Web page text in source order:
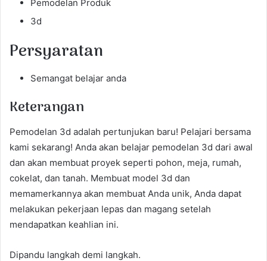
Pemodelan Produk
3d
Persyaratan
Semangat belajar anda
Keterangan
Pemodelan 3d adalah pertunjukan baru! Pelajari bersama
kami sekarang! Anda akan belajar pemodelan 3d dari awal
dan akan membuat proyek seperti pohon, meja, rumah,
cokelat, dan tanah. Membuat model 3d dan
memamerkannya akan membuat Anda unik, Anda dapat
melakukan pekerjaan lepas dan magang setelah
mendapatkan keahlian ini.
Dipandu langkah demi langkah.